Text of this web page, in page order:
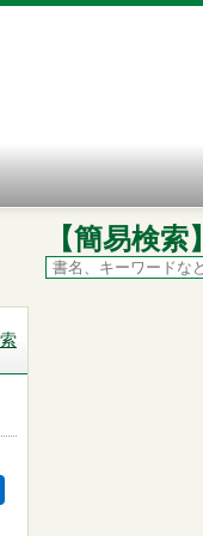
【簡易検索】